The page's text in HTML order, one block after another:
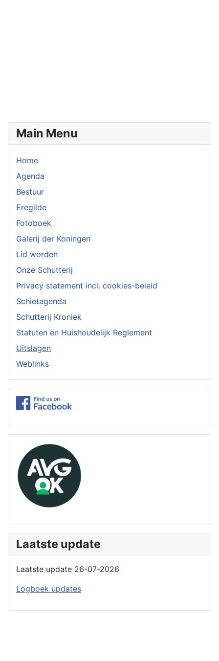
Main Menu
Home
Agenda
Bestuur
Eregilde
Fotoboek
Galerij der Koningen
Lid worden
Onze Schutterij
Privacy statement incl. cookies-beleid
Schietagenda
Schutterij Kroniek
Statuten en Huishoudelijk Reglement
Uitslagen
Weblinks
Laatste update
Laatste update 26-07-2026
Logboek updates